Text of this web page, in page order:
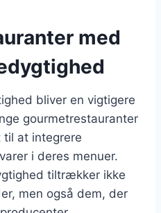
med
bliver en vigtigere
gourmetrestauranter
til at integrere
i deres menuer.
tiltrækker ikke
men også dem, der